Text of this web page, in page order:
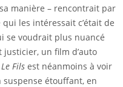
manière – rencontrait par
les intéressait c’était de
se voudrait plus nuancé
un film d’auto
Le Fils est néanmoins à voir
suspense étouffant, en